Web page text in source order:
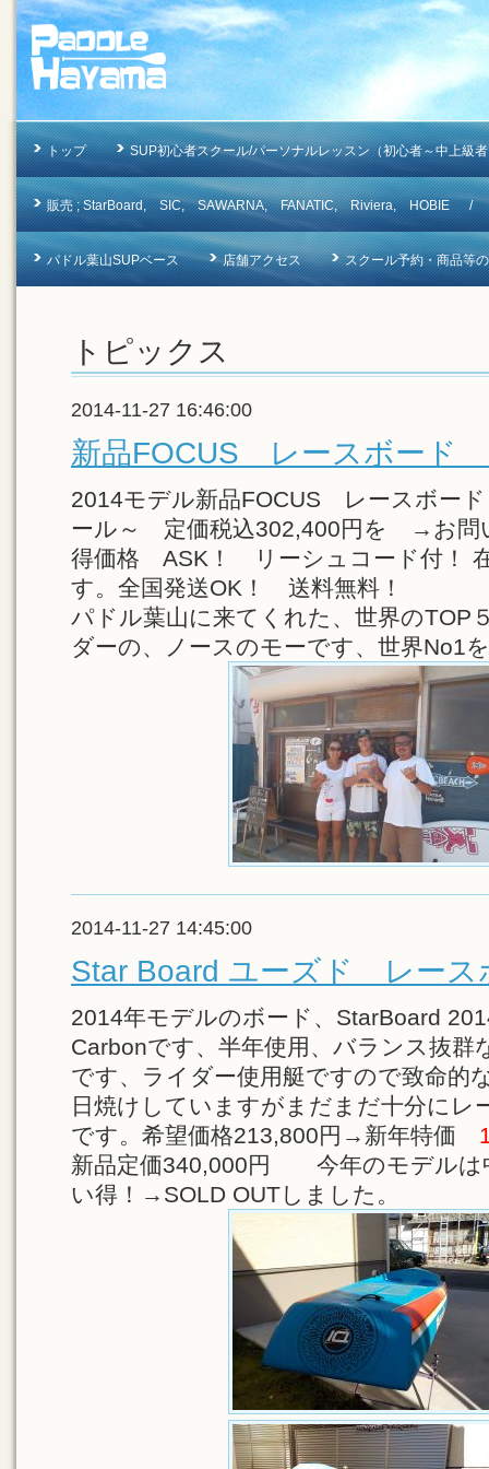
トップ SUP初心者スクール/パーソナルレッスン（初心者～中上級
販売 ; StarBoard, SIC, SAWARNA, FANATIC, Riviera, HOBIE /
パドル葉山SUPベース 店舗アクセス スクール予約・商品
トピックス
2014-11-27 16:46:00
新品FOCUS レースボード
2014モデル新品FOCUS レースボー
ール～ 定価税込302,400円を →お問
得価格 ASK！ リーシュコード付！
す。全国発送OK！ 送料無料！
パドル葉山に来てくれた、世界のTOP
ダーの、ノースのモーです、世界No1
2014-11-27 14:45:00
Star Board ユーズド レース
2014年モデルのボード、StarBoard
Carbonです、半年使用、バランス抜群
です、ライダー使用艇ですので致命的
日焼けしていますがまだまだ十分にレ
です。希望価格213,800円→新年特価
新品定価340,000円 今年のモデルは
い得！→SOLD OUTしました。